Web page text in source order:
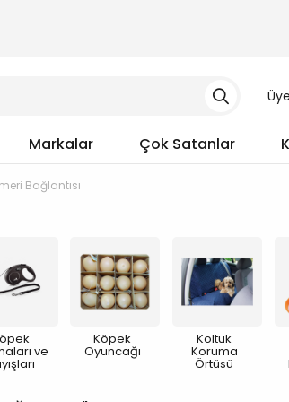
Markalar Çok Satanlar
Bağlantısı
ve
Köpek
Oyuncağı
Koltuk
Koruma
Örtüsü